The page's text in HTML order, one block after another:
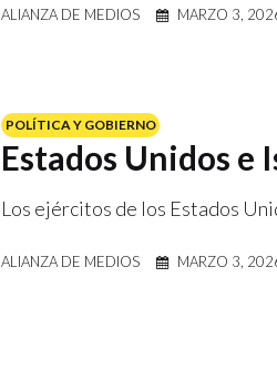
ALIANZA DE MEDIOS MARZO 3,
POLÍTICA Y GOBIERNO
Estados Unidos
Los ejércitos de los Estados
ALIANZA DE MEDIOS MARZO 3,